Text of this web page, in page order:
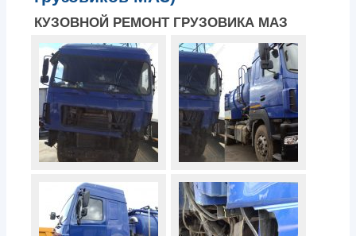
КУЗОВНОЙ РЕМОНТ ГРУЗОВИКА МАЗ